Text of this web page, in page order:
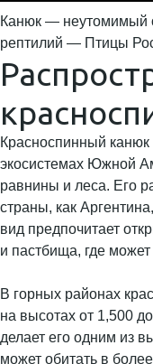
Канюк — неутомимый
рептилий — Птицы
Красноспинный канюк
экосистемах Южной
равнины и леса. Его
страны, как
вид предпочитает
и пастбища, где
В горных районах
на высотах от 1,500
делает его одним из
может обитать в